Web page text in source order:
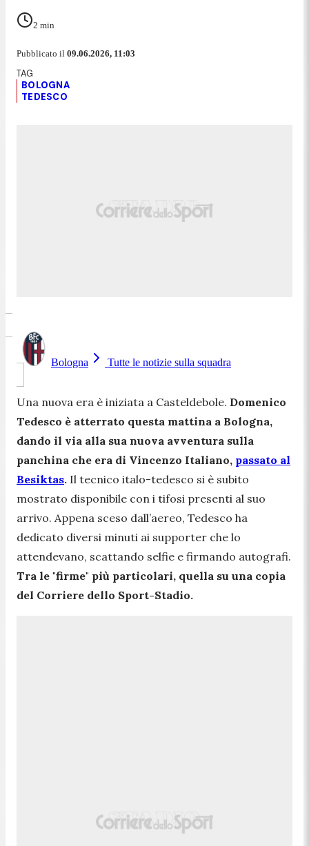
2 min
Pubblicato il 09.06.2026, 11:03
BOLOGNA
TEDESCO
Bologna Tutte le notizie sulla squadra
Una nuova era è iniziata a Casteldebole. Domenico
Tedesco è atterrato questa mattina a Bologna,
dando il via alla sua nuova avventura sulla
panchina che era di Vincenzo Italiano, passato al
Besiktas. Il tecnico italo-tedesco si è subito
mostrato disponibile con i tifosi presenti al suo
arrivo. Appena sceso dall’aereo, Tedesco ha
dedicato diversi minuti ai supporter che lo
attendevano, scattando selfie e firmando autografi.
Tra le "firme" più particolari, quella su una copia
del Corriere dello Sport-Stadio.